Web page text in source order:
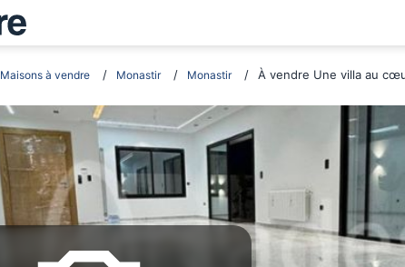
Maisons à vendre Monastir Monastir À vendre Une villa au